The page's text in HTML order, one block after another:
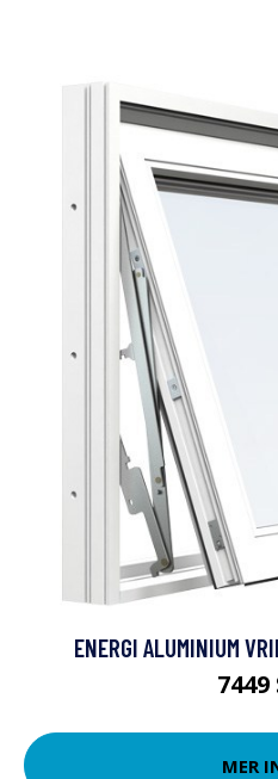
ENERGI ALUMINIUM
7449
MER